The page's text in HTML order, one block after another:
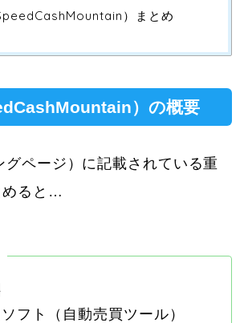
）まとめ
）の概要
グページ）に記載されている重
めると…
フト（自動売買ツール）